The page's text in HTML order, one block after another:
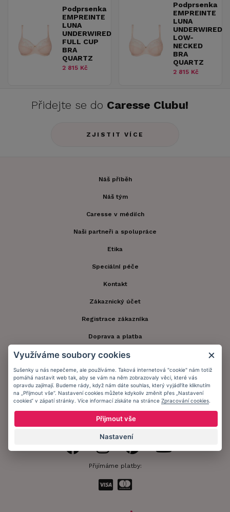
Podprsenka
EMPREINTE
LUNA
UNDERWIRED
FULL CUP
BRA
QUARTZ
2 815 Kč
Podprsenka
EMPREINTE
LUNA
UNDERWIRED
LOW-
NECKED
BRA
QUARTZ
2 815 Kč
Přidejte se do Caresse Clubu!
ZJISTIT VÍCE
Náš příběh
Náš tým
Caresse v médiích
Naši partneři a spolupráce
Etika
Speciální péče
Kontakt
Zákaznický účet
Registrace zákazníka
Doprava a platba
Obchodní podmínky
Ochrana osobních údajů
Informační memorandum
Zůstaňte s námi v kontaktu.
Přijímáme platby:
Využíváme soubory cookies
Sušenky u nás nepečeme, ale používáme. Taková internetová "cookie" nám totiž
pomáhá nastavit web tak, aby se vám na něm zobrazovaly věci, které vás
opravdu zajímají. Budeme rády, když nám dáte souhlas, který vyjádříte kliknutím
na „Přijmout vše“. Nastavení cookies můžete kdykoliv změnit přes „Nastavení
cookies“ v zápatí stránky. Více informací získáte na stránce Zpracování cookies
Přijmout vše
Nastavení